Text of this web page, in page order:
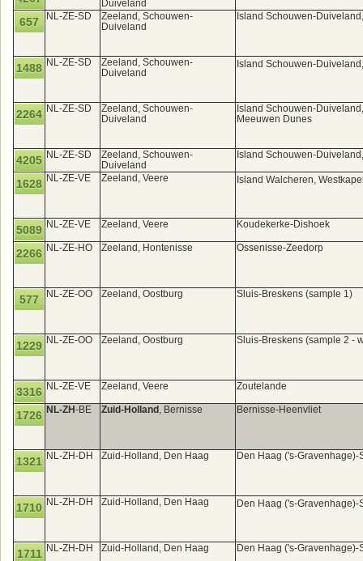
Duiveland
657 NL-ZE-SD
Zeeland, Schouwen-
Duiveland
Island Schouwen-
1488 NL-ZE-SD
Zeeland, Schouwen-
Duiveland
Island Schouwen-
2264 NL-ZE-SD
Zeeland, Schouwen-
Duiveland
Island Schouwen-
Meeuwen Dunes
4205 NL-ZE-SD
Zeeland, Schouwen-
Duiveland
Island Schouwen-
1628 NL-ZE-VE Zeeland, Veere Island Walcheren,
5089 NL-ZE-VE Zeeland, Veere Koudekerke-Dishoek
2266 NL-ZE-HO Zeeland, Hontenisse Ossenisse-Zeedorp
577 NL-ZE-OO Zeeland, Oostburg Sluis-Breskens (sample 1)
1229 NL-ZE-OO Zeeland, Oostburg Sluis-Breskens (sample 2 -
3316 NL-ZE-VE Zeeland, Veere Zoutelande
1726 NL-ZH -BE Zuid-Holland , Bernisse Bernisse-Heenvliet
1321 NL-ZH-DH Zuid-Holland, Den Haag Den Haag ('s-
1710 NL-ZH-DH Zuid-Holland, Den Haag Den Haag ('s-
1711 NL-ZH-DH Zuid-Holland, Den Haag Den Haag ('s-